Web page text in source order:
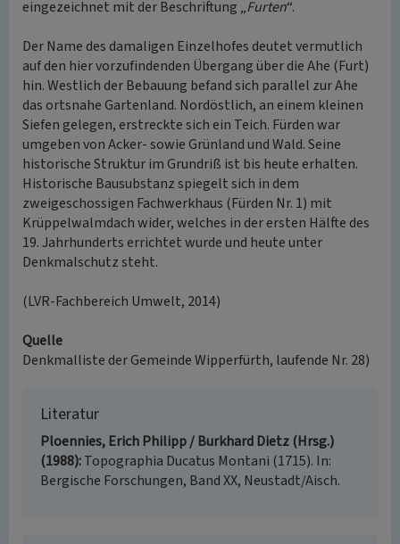
eingezeichnet mit der Beschriftung „Furten“.
Der Name des damaligen Einzelhofes deutet vermutlich
auf den hier vorzufindenden Übergang über die Ahe (Furt)
hin. Westlich der Bebauung befand sich parallel zur Ahe
das ortsnahe Gartenland. Nordöstlich, an einem kleinen
Siefen gelegen, erstreckte sich ein Teich. Fürden war
umgeben von Acker- sowie Grünland und Wald. Seine
historische Struktur im Grundriß ist bis heute erhalten.
Historische Bausubstanz spiegelt sich in dem
zweigeschossigen Fachwerkhaus (Fürden Nr. 1) mit
Krüppelwalmdach wider, welches in der ersten Hälfte des
19. Jahrhunderts errichtet wurde und heute unter
Denkmalschutz steht.
(LVR-Fachbereich Umwelt, 2014)
Quelle
Denkmalliste der Gemeinde Wipperfürth, laufende Nr. 28)
Literatur
Ploennies, Erich Philipp / Burkhard Dietz (Hrsg.)
(1988) Topographia Ducatus Montani (1715). In:
Bergische Forschungen, Band XX, Neustadt/Aisch.